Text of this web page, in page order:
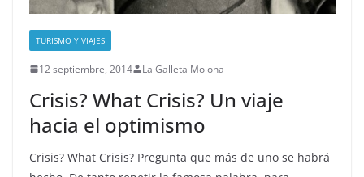
TURISMO Y VIAJES
12 septiembre, 2014 La Galleta Molona
Crisis? What Crisis? Un viaje
hacia el optimismo
Crisis? What Crisis? Pregunta que más de uno se habrá